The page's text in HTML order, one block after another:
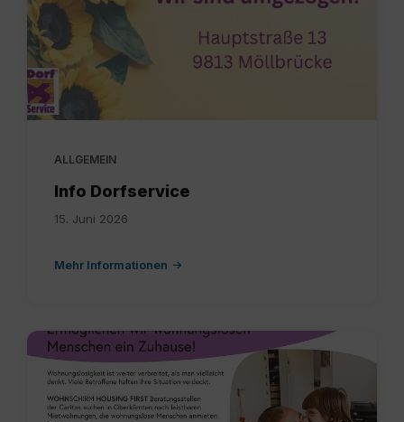
ALLGEMEIN
Info Dorfservice
15. Juni 2026
Mehr Informationen
Wohnungen.pdf